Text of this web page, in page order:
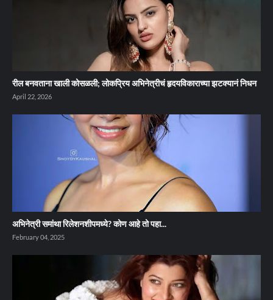
रील बनवताना खाली कोसळली; लोकप्रिय अभिनेत्रीचं हृदयविकाराच्या झटक्यानं निधन
April 22, 2026
अभिनेत्री समांथा रिलेशनशीपमध्ये? कोण आहे तो पहा...
February 04, 2025